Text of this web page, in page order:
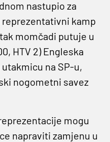
nastupio za
kamp
momčadi putuje u
HTV 2) Engleska
na SP-u,
nogometni savez
mogu
napraviti zamjenu u